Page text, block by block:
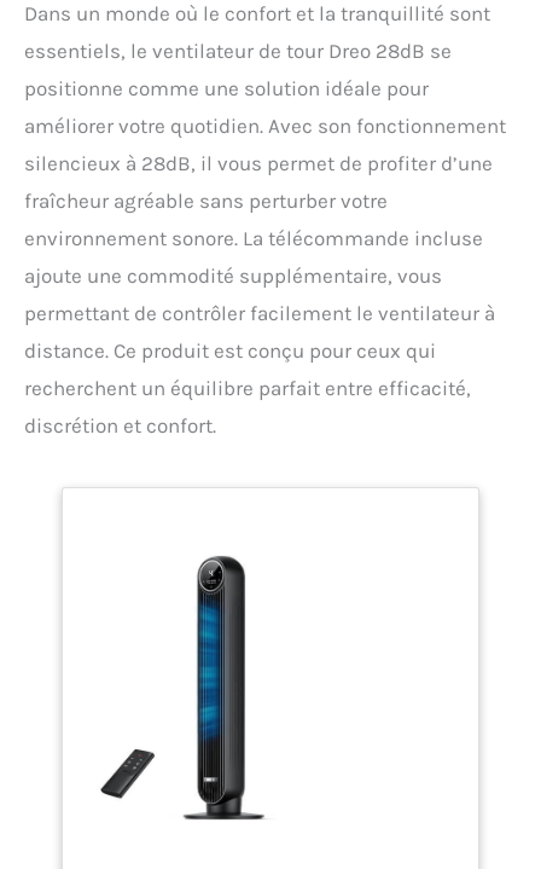
Dans un monde où le confort et la tranquillité sont
essentiels, le ventilateur de tour Dreo 28dB se
positionne comme une solution idéale pour
améliorer votre quotidien. Avec son fonctionnement
silencieux à 28dB, il vous permet de profiter d’une
fraîcheur agréable sans perturber votre
environnement sonore. La télécommande incluse
ajoute une commodité supplémentaire, vous
permettant de contrôler facilement le ventilateur à
distance. Ce produit est conçu pour ceux qui
recherchent un équilibre parfait entre efficacité,
discrétion et confort.